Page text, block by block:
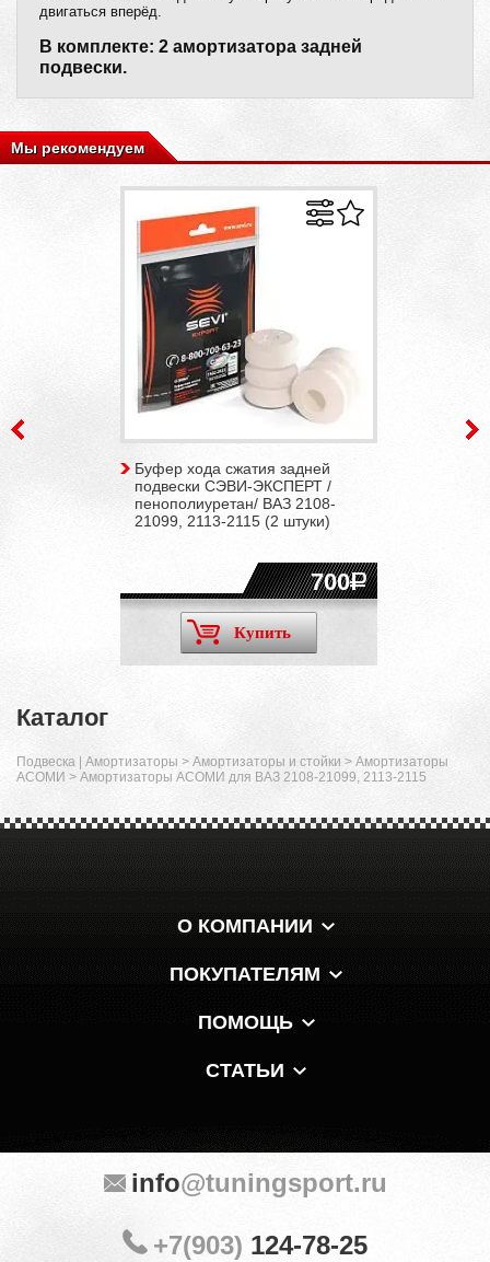
двигаться вперёд.
В комплекте: 2 амортизатора задней
подвески.
Мы рекомендуем
Буфер хода сжатия задней
подвески СЭВИ-ЭКСПЕРТ /
пенополиуретан/ ВАЗ 2108-
21099, 2113-2115 (2 штуки)
700
Купить
Каталог
Подвеска | Амортизаторы > Амортизаторы и стойки > Амортизаторы
АСОМИ > Амортизаторы АСОМИ для ВАЗ 2108-21099, 2113-2115
О КОМПАНИИ
ПОКУПАТЕЛЯМ
ПОМОЩЬ
СТАТЬИ
info@tuningsport.ru
+7(903) 124-78-25